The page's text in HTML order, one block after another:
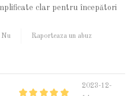
clar pentru începători
Nu Raporteaza un abuz
2023-12-